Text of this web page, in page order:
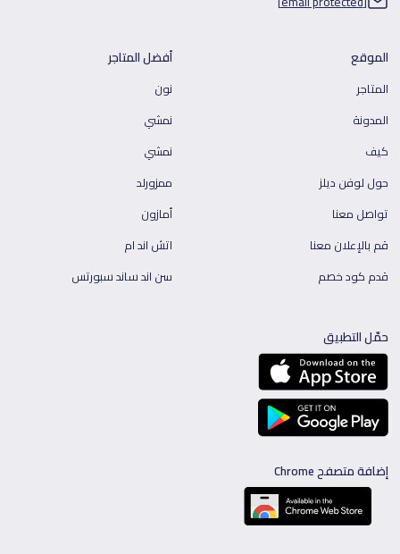
الموقع
المتاجر
المدونة
كيف
حول لوفن ديلز
تواصل معنا
قم بالإعلان معنا
قدم كود خصم
أفضل المتاجر
نون
نمشي
نمشي
ممزورلد
أمازون
اتش اند ام
سن اند ساند سبورتس
حمّل التطبيق
إضافة متصفح Chrome